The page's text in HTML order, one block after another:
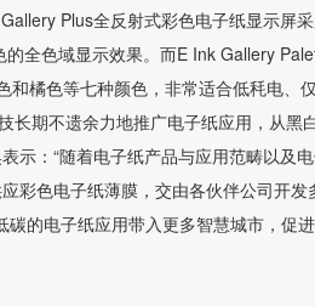
Plus全反射式彩色电子纸显示屏
全色域显示效果。而E Ink Gallery
和橘色等七种颜色，非常适合低秏电、
长期不遗余力地推广电子纸应用，从黑
示：“随着电子纸产品与应用范畴以及
彩色电子纸薄膜，交由各伙伴公司开发
的电子纸应用带入更多智慧城市，促